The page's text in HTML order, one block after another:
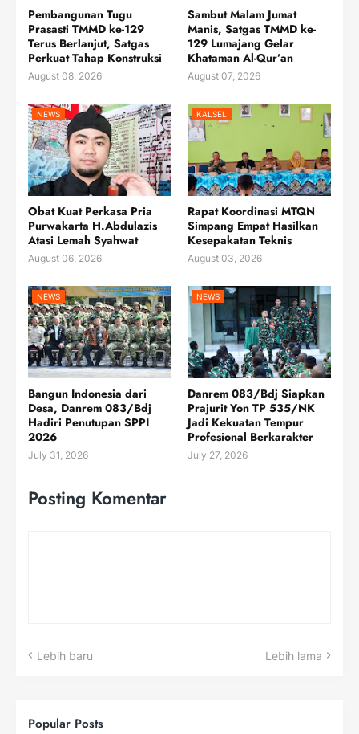
Pembangunan Tugu
Prasasti TMMD ke-129
Terus Berlanjut, Satgas
Perkuat Tahap Konstruksi
August 08, 2026
Sambut Malam Jumat
Manis, Satgas TMMD ke-
129 Lumajang Gelar
Khataman Al-Qur’an
August 07, 2026
NEWS
Obat Kuat Perkasa Pria
Purwakarta H.Abdulazis
Atasi Lemah Syahwat
August 06, 2026
KALSEL
Rapat Koordinasi MTQN
Simpang Empat Hasilkan
Kesepakatan Teknis
August 03, 2026
NEWS
Bangun Indonesia dari
Desa, Danrem 083/Bdj
Hadiri Penutupan SPPI
2026
July 31, 2026
NEWS
Danrem 083/Bdj Siapkan
Prajurit Yon TP 535/NK
Jadi Kekuatan Tempur
Profesional Berkarakter
July 27, 2026
Posting Komentar
Lebih baru Lebih lama
Popular Posts